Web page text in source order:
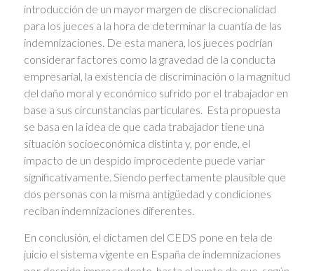
introducción de un mayor margen de discrecionalidad
para los jueces a la hora de determinar la cuantía de las
indemnizaciones. De esta manera, los jueces podrían
considerar factores como la gravedad de la conducta
empresarial, la existencia de discriminación o la magnitud
del daño moral y económico sufrido por el trabajador en
base a sus circunstancias particulares. Esta propuesta
se basa en la idea de que cada trabajador tiene una
situación socioeconómica distinta y, por ende, el
impacto de un despido improcedente puede variar
significativamente. Siendo perfectamente plausible que
dos personas con la misma antigüedad y condiciones
reciban indemnizaciones diferentes.
En conclusión, el dictamen del CEDS pone en tela de
juicio el sistema vigente en España de indemnizaciones